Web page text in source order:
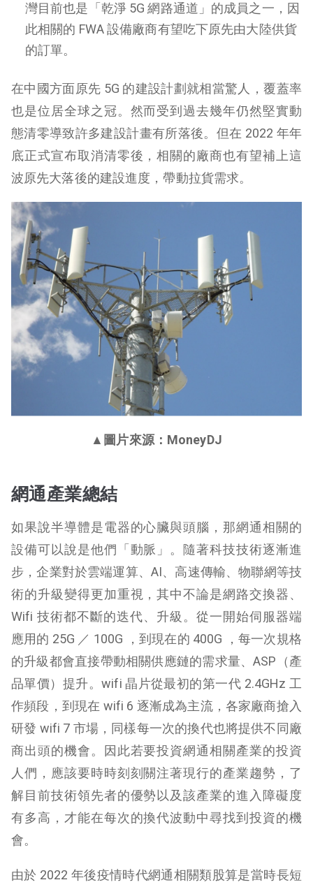
灣目前也是「乾淨 5G 網路通道」的成員之一，因
此相關的 FWA 設備廠商有望吃下原先由大陸供貨
的訂單。
在中國方面原先 5G 的建設計劃就相當驚人，覆蓋率
也是位居全球之冠。然而受到過去幾年仍然堅實動
態清零導致許多建設計畫有所落後。但在 2022 年年
底正式宣布取消清零後，相關的廠商也有望補上這
波原先大落後的建設進度，帶動拉貨需求。
▲圖片來源：MoneyDJ
網通產業總結
如果說半導體是電器的心臟與頭腦，那網通相關的
設備可以說是他們「動脈」。隨著科技技術逐漸進
步，企業對於雲端運算、AI、高速傳輸、物聯網等技
術的升級變得更加重視，其中不論是網路交換器、
Wifi 技術都不斷的迭代、升級。從一開始伺服器端
應用的 25G ／ 100G ，到現在的 400G ，每一次規格
的升級都會直接帶動相關供應鏈的需求量、ASP（產
品單價）提升。wifi 晶片從最初的第一代 2.4GHz 工
作頻段，到現在 wifi 6 逐漸成為主流，各家廠商搶入
研發 wifi 7 市場，同樣每一次的換代也將提供不同廠
商出頭的機會。因此若要投資網通相關產業的投資
人們，應該要時時刻刻關注著現行的產業趨勢，了
解目前技術領先者的優勢以及該產業的進入障礙度
有多高，才能在每次的換代波動中尋找到投資的機
會。
由於 2022 年後疫情時代網通相關類股算是當時長短